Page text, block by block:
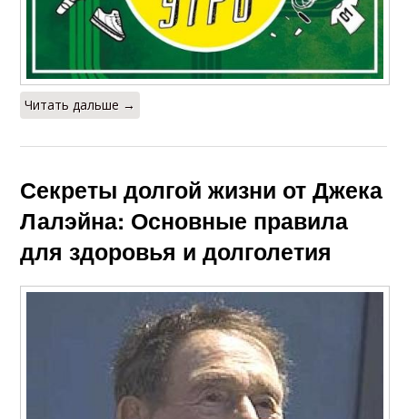
Читать дальше →
Секреты долгой жизни от Джека
Лалэйна: Основные правила
для здоровья и долголетия